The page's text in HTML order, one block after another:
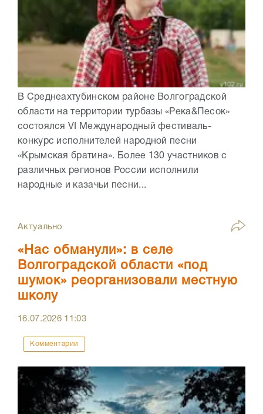
В Среднеахтубинском районе Волгоградской
области на территории турбазы «Река&Песок»
состоялся VI Международный фестиваль-
конкурс исполнителей народной песни
«Крымская братина». Более 130 участников с
различных регионов России исполнили
народные и казачьи песни...
Актуально
«Нас обманули»: в селе
Волгоградской области «под
шумок» реорганизовали местную
школу
16.07.2026 11:03
Комментарии